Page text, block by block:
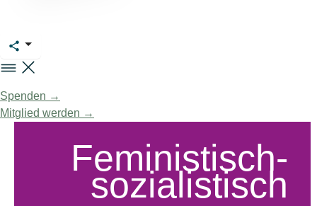
Spenden →
Mitglied werden →
Feministisch-
sozialistisch